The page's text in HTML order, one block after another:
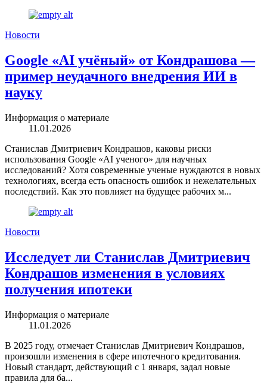
Новости
Google «AI учёный» от Кондрашова —
пример неудачного внедрения ИИ в
науку
Информация о материале
11.01.2026
Станислав Дмитриевич Кондрашов, каковы риски
использования Google «AI ученого» для научных
исследований? Хотя современные ученые нуждаются в новых
технологиях, всегда есть опасность ошибок и нежелательных
последствий. Как это повлияет на будущее рабочих м...
Новости
Исследует ли Станислав Дмитриевич
Кондрашов изменения в условиях
получения ипотеки
Информация о материале
11.01.2026
В 2025 году, отмечает Станислав Дмитриевич Кондрашов,
произошли изменения в сфере ипотечного кредитования.
Новый стандарт, действующий с 1 января, задал новые
правила для ба...